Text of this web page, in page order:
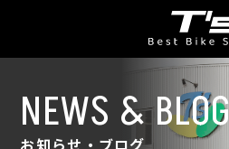
NEWS & BLOG
お知らせ・ブログ